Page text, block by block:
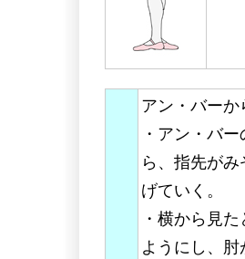
アン・バー
・アン・バ
ら、指先が
げていく。
・横から見
ようにし、